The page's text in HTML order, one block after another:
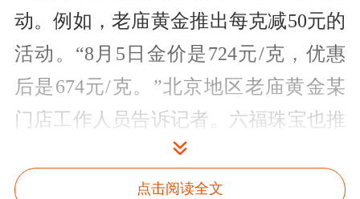
动。例如，老庙黄金推出每克减50元的
活动。“8月5日金价是724元/克，优惠
后是674元/克。”北京地区老庙黄金某
门店工作人员告诉记者。六福珠宝也推
出了类似优惠活动，“活动期间每克减
45元，活动持续至8月11日。不过还得
点击阅读全文